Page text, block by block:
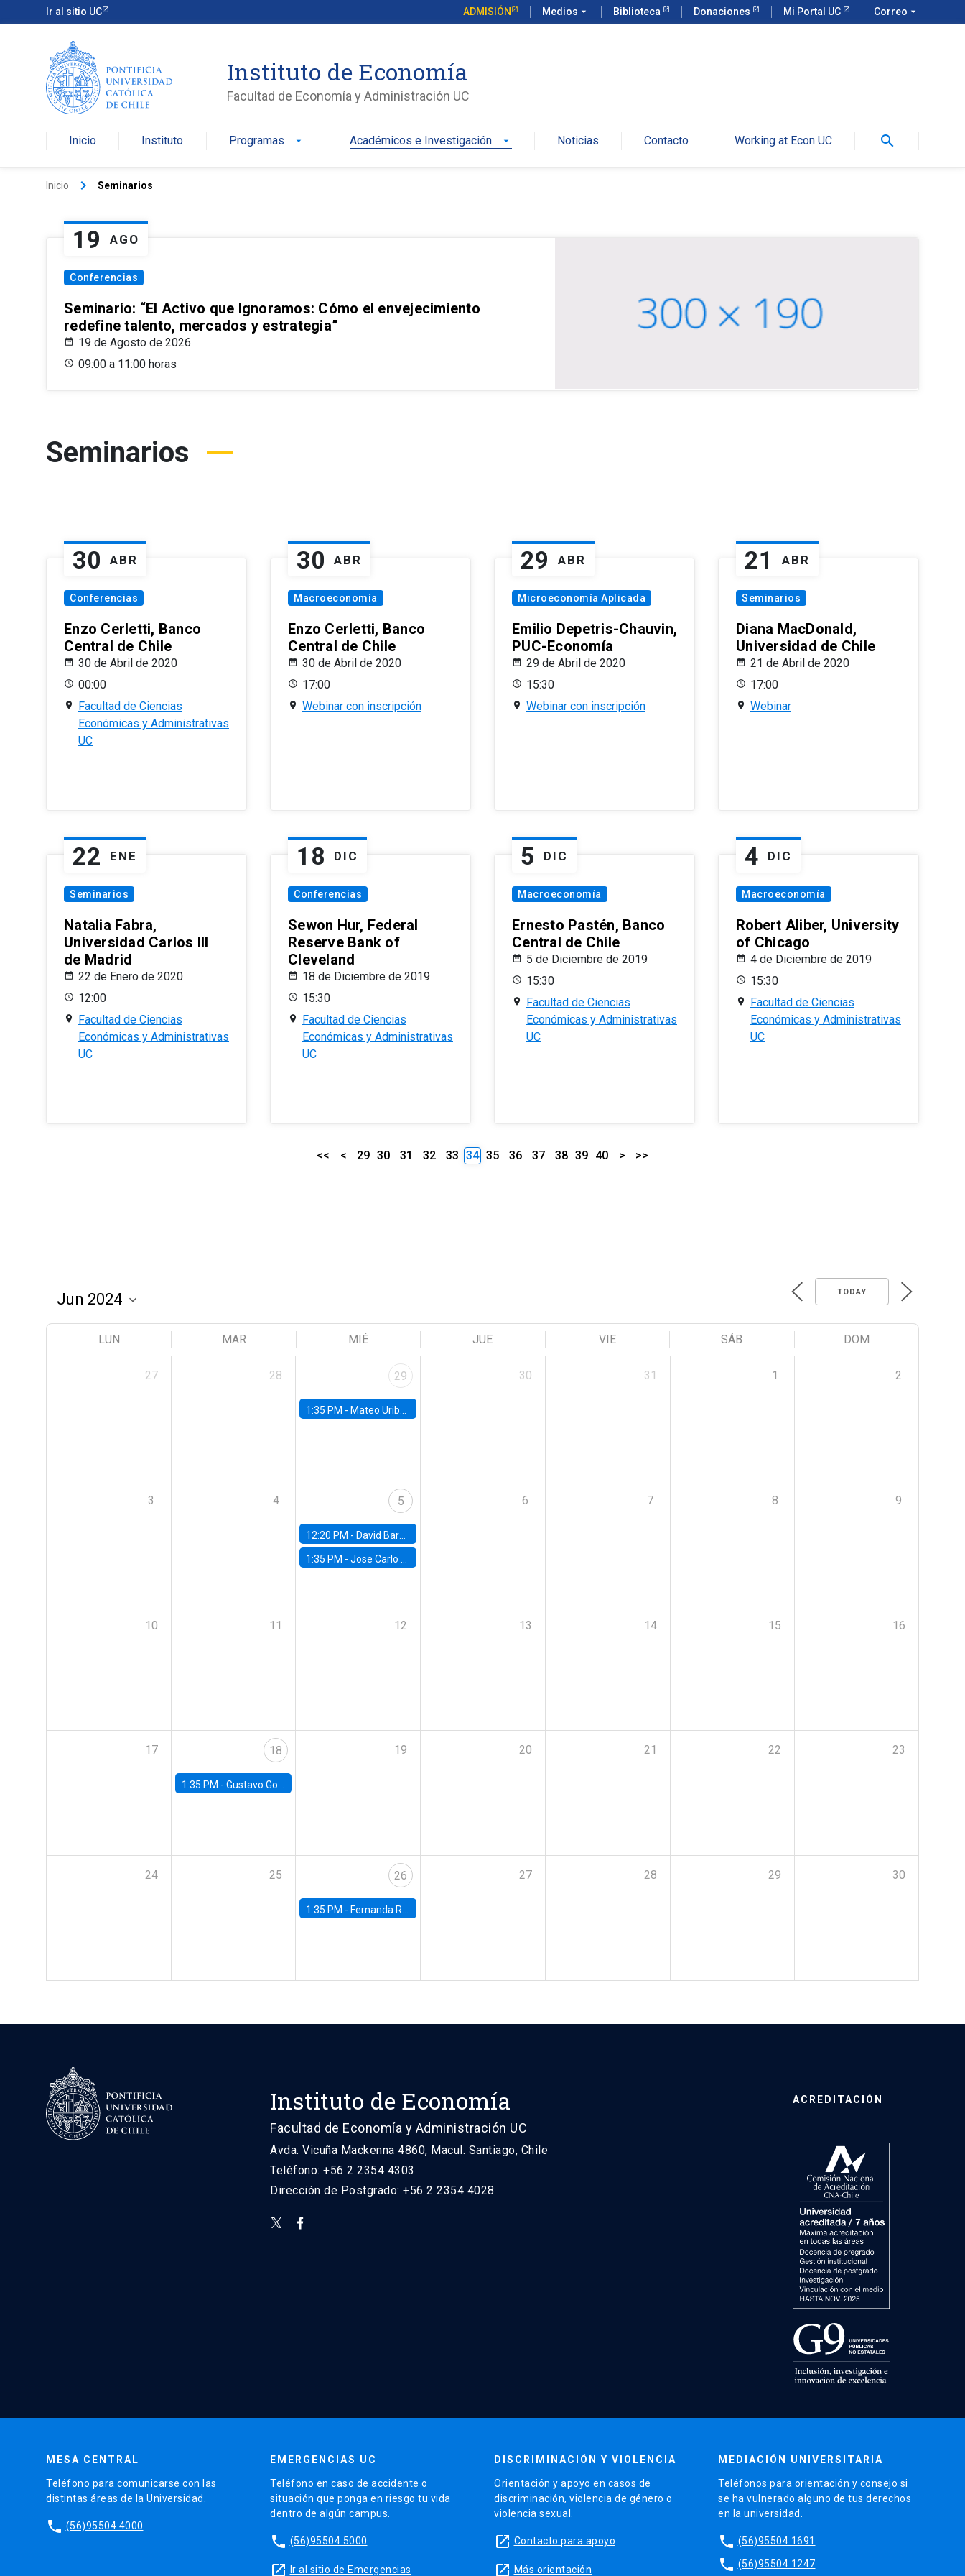
Ir al sitio UC ADMISIÓN Medios arrow_drop_down Biblioteca Donaciones Mi Portal UC Correo arrow_drop_down
Instituto de Economía
Facultad de Economía y Administración UC
Inicio Instituto Programas arrow_drop_down Académicos e Investigación arrow_drop_down Noticias Contacto Working at Econ UC search
Inicio keyboard_arrow_right Seminarios
19 AGO
Conferencias
Seminario: “El Activo que Ignoramos: Cómo el envejecimiento
redefine talento, mercados y estrategia”
19 de Agosto de 2026
09:00 a 11:00 horas
Seminarios
30 ABR
Conferencias
Enzo Cerletti, Banco
Central de Chile
30 de Abril de 2020
00:00
Facultad de Ciencias
Económicas y Administrativas
UC
30 ABR
Macroeconomía
Enzo Cerletti, Banco
Central de Chile
30 de Abril de 2020
17:00
Webinar con inscripción
29 ABR
Microeconomía Aplicada
Emilio Depetris-Chauvin,
PUC-Economía
29 de Abril de 2020
15:30
Webinar con inscripción
21 ABR
Seminarios
Diana MacDonald,
Universidad de Chile
21 de Abril de 2020
17:00
Webinar
22 ENE
Seminarios
Natalia Fabra,
Universidad Carlos III
de Madrid
22 de Enero de 2020
12:00
Facultad de Ciencias
Económicas y Administrativas
UC
18 DIC
Conferencias
Sewon Hur, Federal
Reserve Bank of
Cleveland
18 de Diciembre de 2019
15:30
Facultad de Ciencias
Económicas y Administrativas
UC
5 DIC
Macroeconomía
Ernesto Pastén, Banco
Central de Chile
5 de Diciembre de 2019
15:30
Facultad de Ciencias
Económicas y Administrativas
UC
4 DIC
Macroeconomía
Robert Aliber, University
of Chicago
4 de Diciembre de 2019
15:30
Facultad de Ciencias
Económicas y Administrativas
UC
<< < 29 30 31 32 33 34 35 36 37 38 39 40 > >>
TODAY
LUN MAR MIÉ JUE VIE SÁB DOM
27 28 29
1:35 PM - Mateo Uribe-Castro, Universidad de los Andes (Colombia)
30 31 1 2
3 4 5
12:20 PM - David Bardey, Universidad de los Andes - CEDE
1:35 PM -Jose Carlo Bermudez, UC (ME) & World Bank
6 7 8 9
10 11 12 13 14 15 16
17 18
1:35 PM - Gustavo González, Banco Central de Chile
19 20 21 22 23
24 25 26
1:35 PM - Fernanda Rojas Ampuero, University of Wisconsin-Madison
27 28 29 30
Instituto de Economía
Facultad de Economía y Administración UC
Avda. Vicuña Mackenna 4860, Macul. Santiago, Chile
Teléfono: +56 2 2354 4303
Dirección de Postgrado: +56 2 2354 4028
ACREDITACIÓN
MESA CENTRAL
Teléfono para comunicarse con las
distintas áreas de la Universidad.
phone (56)95504 4000
EMERGENCIAS UC
Teléfono en caso de accidente o
situación que ponga en riesgo tu vida
dentro de algún campus.
phone (56)95504 5000
launch Ir al sitio de Emergencias
DISCRIMINACIÓN Y VIOLENCIA
Orientación y apoyo en casos de
discriminación, violencia de género o
violencia sexual.
launch Contacto para apoyo
launch Más orientación
MEDIACIÓN UNIVERSITARIA
Teléfonos para orientación y consejo si
se ha vulnerado alguno de tus derechos
en la universidad.
phone (56)95504 1691
phone (56)95504 1247